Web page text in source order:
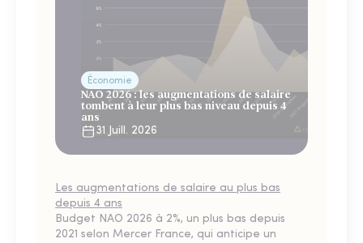
Économie
NAO 2026 : les augmentations de salaire
tombent à leur plus bas niveau depuis 4
ans
31 Juill. 2026
Les augmentations de salaire au plus bas
depuis 4 ans
Budget NAO 2026 à 2%, un plus bas depuis
2021 selon Mercer France, qui anticipe un